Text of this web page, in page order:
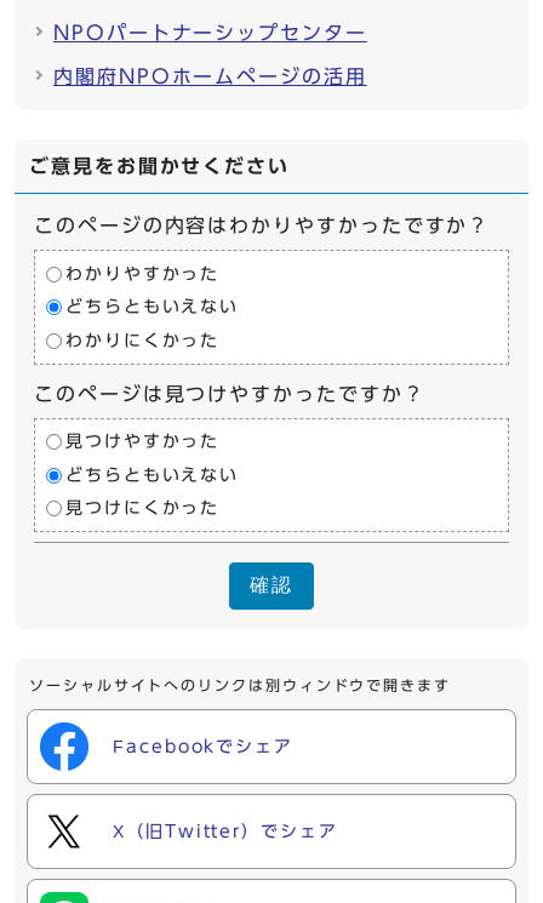
NPOパートナーシップセンター
内閣府NPOホームページの活用
ご意見をお聞かせください
このページの内容はわかりやすかったですか？
わかりやすかった
どちらともいえない
わかりにくかった
このページは見つけやすかったですか？
見つけやすかった
どちらともいえない
見つけにくかった
確認
ソーシャルサイトへのリンクは別ウィンドウで開きます
Facebookでシェア
X（旧Twitter）でシェア